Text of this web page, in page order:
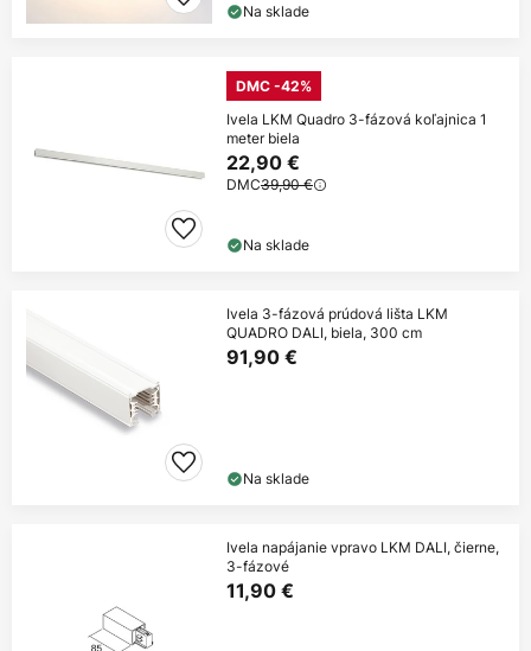
Na sklade
DMC -42%
Ivela LKM Quadro 3-fázová koľajnica 1
meter biela
22,90 €
DMC39,90 €
Na sklade
Ivela 3-fázová prúdová lišta LKM
QUADRO DALI, biela, 300 cm
91,90 €
Na sklade
Ivela napájanie vpravo LKM DALI, čierne,
3-fázové
11,90 €